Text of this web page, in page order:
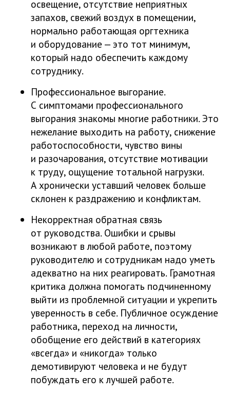
освещение, отсутствие неприятных
запахов, свежий воздух в помещении,
нормально работающая оргтехника
и оборудование — это тот минимум,
который надо обеспечить каждому
сотруднику.
Профессиональное выгорание.
С симптомами профессионального
выгорания знакомы многие работники. Это
нежелание выходить на работу, снижение
работоспособности, чувство вины
и разочарования, отсутствие мотивации
к труду, ощущение тотальной нагрузки.
А хронически уставший человек больше
склонен к раздражению и конфликтам.
Некорректная обратная связь
от руководства. Ошибки и срывы
возникают в любой работе, поэтому
руководителю и сотрудникам надо уметь
адекватно на них реагировать. Грамотная
критика должна помогать подчиненному
выйти из проблемной ситуации и укрепить
уверенность в себе. Публичное осуждение
работника, переход на личности,
обобщение его действий в категориях
«всегда» и «никогда» только
демотивируют человека и не будут
побуждать его к лучшей работе.